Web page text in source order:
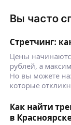
Вы часто
Стретчинг:
Цены
рублей, а
Но вы можете
которые
Как найти
в